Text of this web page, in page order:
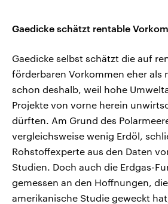
Gaedicke schätzt rentable
Gaedicke selbst schätzt die auf
förderbaren Vorkommen eher als
schon deshalb, weil hohe
Projekte von vorne herein
dürften. Am Grund des
vergleichsweise wenig Erdöl,
Rohstoffexperte aus den Daten
Studien. Doch auch die Erdgas-
gemessen an den Hoffnungen,
amerikanische Studie geweckt